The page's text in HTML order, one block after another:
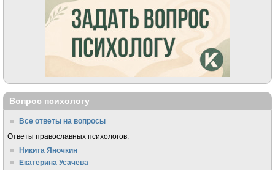
Вопрос психологу
Все ответы на вопросы
Ответы православных психологов:
Никита Яночкин
Екатерина Усачева